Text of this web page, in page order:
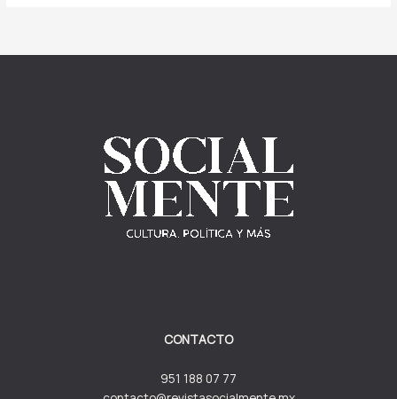
CONTACTO
951 188 07 77